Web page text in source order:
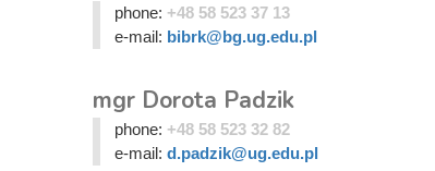
phone: +48 58 523 37 13
e-mail: bibrk@bg.ug.edu.pl
mgr Dorota Padzik
phone: +48 58 523 32 82
e-mail: d.padzik@ug.edu.pl